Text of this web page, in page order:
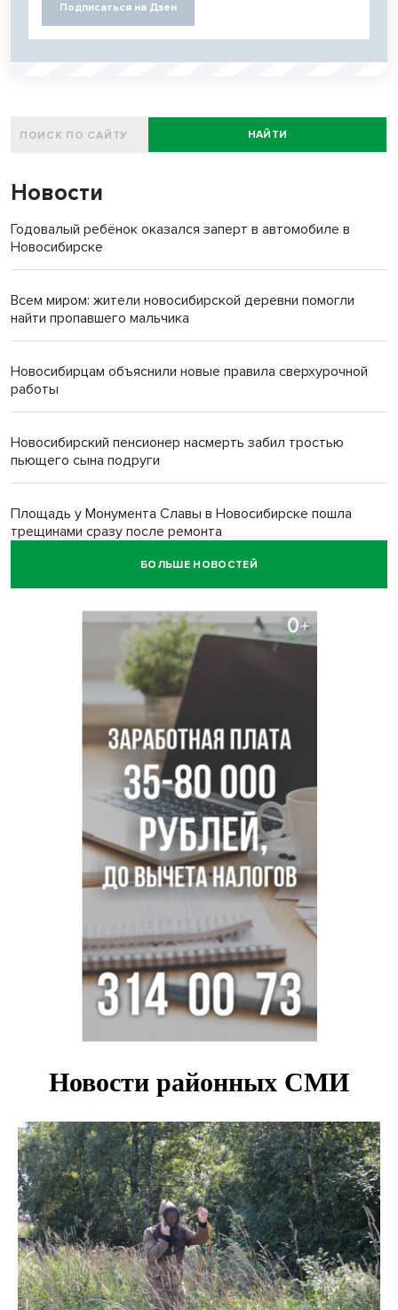
Подписаться на Дзен
НАЙТИ
Новости
Годовалый ребёнок оказался заперт в автомобиле в
Новосибирске
Всем миром: жители новосибирской деревни помогли
найти пропавшего мальчика
Новосибирцам объяснили новые правила сверхурочной
работы
Новосибирский пенсионер насмерть забил тростью
пьющего сына подруги
Площадь у Монумента Славы в Новосибирске пошла
трещинами сразу после ремонта
БОЛЬШЕ НОВОСТЕЙ